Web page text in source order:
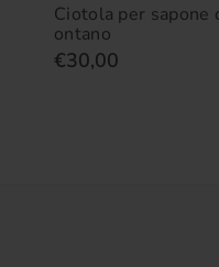
Ciotola per sapone
ontano
€30,00